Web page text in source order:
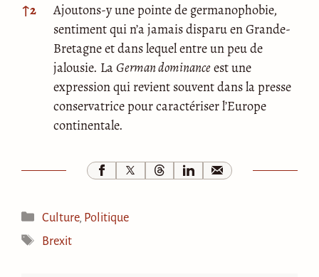
↑2
Ajoutons-y une pointe de germanophobie,
sentiment qui n’a jamais disparu en Grande-
Bretagne et dans lequel entre un peu de
jalousie. LaGerman dominanceest une
expression qui revient souvent dans la presse
conservatrice pour caractériser l’Europe
continentale.
Catégories
Culture, Politique
Étiquettes
Brexit